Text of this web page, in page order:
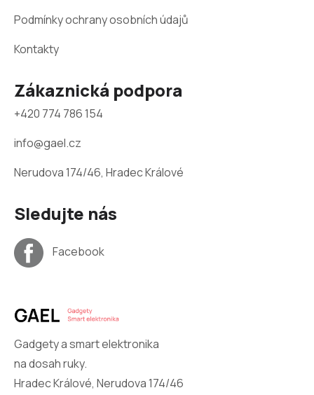
Podmínky ochrany osobních údajů
Kontakty
Zákaznická podpora
+420 774 786 154
info@gael.cz
Nerudova 174/46, Hradec Králové
Sledujte nás
Facebook
Gadgety a smart elektronika
na dosah ruky.
Hradec Králové, Nerudova 174/46